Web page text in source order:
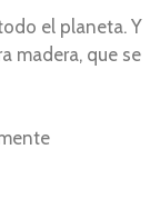
el planeta. Y
madera, que se